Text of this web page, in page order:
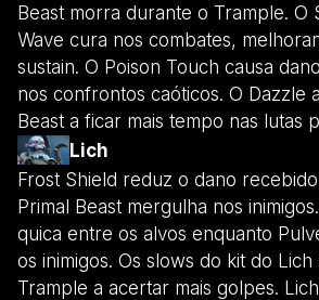
Beast morra durante o Trample. O
Wave cura nos combates,
sustain. O Poison Touch causa
nos confrontos caóticos. O Dazzle
Beast a ficar mais tempo nas lutas
Lich
Frost Shield reduz o dano
Primal Beast mergulha nos
quica entre os alvos enquanto
os inimigos. Os slows do kit do Lich
Trample a acertar mais golpes.